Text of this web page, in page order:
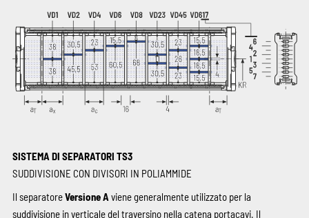
SISTEMA DI SEPARATORI TS3
SUDDIVISIONE CON DIVISORI IN POLIAMMIDE
Il separatoreVersione A viene generalmente utilizzato per la
suddivisione in verticale del traversino nella catena portacavi. Il